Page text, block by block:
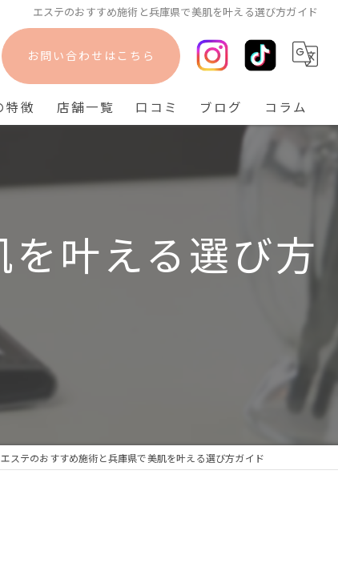
エステのおすすめ施術と兵庫県で美肌を叶える選び方ガイド
お問い合わせはこちら
特徴
ビ
店舗一覧
bisebise 神戸三宮店
口コミ ブログ コラム
叶える選び方
エステのおすすめ施術と兵庫県で美肌を叶える選び方ガイド